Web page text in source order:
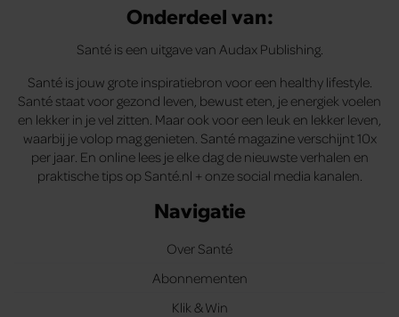
Onderdeel van:
Santé is een uitgave van Audax Publishing.
Santé is jouw grote inspiratiebron voor een healthy lifestyle.
Santé staat voor gezond leven, bewust eten, je energiek voelen
en lekker in je vel zitten. Maar ook voor een leuk en lekker leven,
waarbij je volop mag genieten. Santé magazine verschijnt 10x
per jaar. En online lees je elke dag de nieuwste verhalen en
praktische tips op Santé.nl + onze social media kanalen.
Navigatie
Over Santé
Abonnementen
Klik & Win